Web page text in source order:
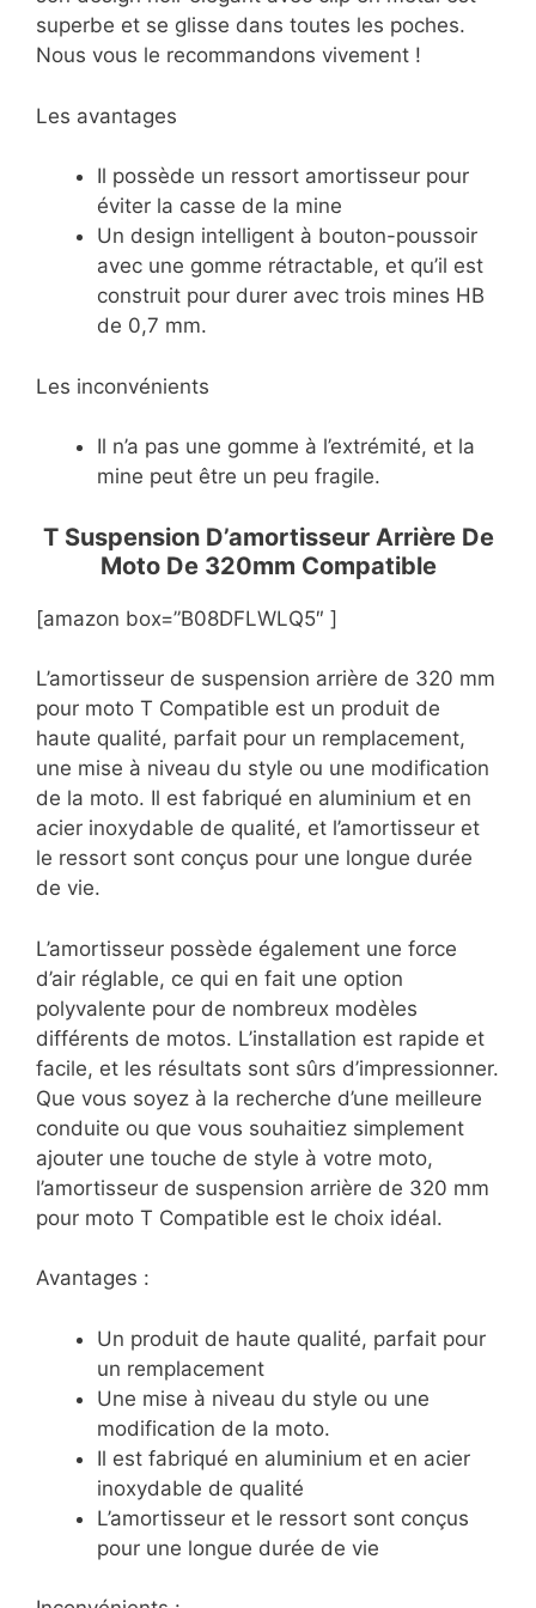
superbe et se glisse dans toutes les poches.
Nous vous le recommandons vivement !
Les avantages
Il possède un ressort amortisseur pour
éviter la casse de la mine
Un design intelligent à bouton-poussoir
avec une gomme rétractable, et qu’il est
construit pour durer avec trois mines HB
de 0,7 mm.
Les inconvénients
Il n’a pas une gomme à l’extrémité, et la
mine peut être un peu fragile.
T Suspension D’amortisseur Arrière De
Moto De 320mm Compatible
[amazon box=”B08DFLWLQ5″ ]
L’amortisseur de suspension arrière de 320 mm
pour moto T Compatible est un produit de
haute qualité, parfait pour un remplacement,
une mise à niveau du style ou une modification
de la moto. Il est fabriqué en aluminium et en
acier inoxydable de qualité, et l’amortisseur et
le ressort sont conçus pour une longue durée
de vie.
L’amortisseur possède également une force
d’air réglable, ce qui en fait une option
polyvalente pour de nombreux modèles
différents de motos. L’installation est rapide et
facile, et les résultats sont sûrs d’impressionner.
Que vous soyez à la recherche d’une meilleure
conduite ou que vous souhaitiez simplement
ajouter une touche de style à votre moto,
l’amortisseur de suspension arrière de 320 mm
pour moto T Compatible est le choix idéal.
Avantages :
Un produit de haute qualité, parfait pour
un remplacement
Une mise à niveau du style ou une
modification de la moto.
Il est fabriqué en aluminium et en acier
inoxydable de qualité
L’amortisseur et le ressort sont conçus
pour une longue durée de vie